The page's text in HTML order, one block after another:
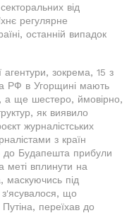
секторальних від
регулярне
останній випадок
агентури, зокрема, 15 з
РФ в Угорщині мають
а ще шестеро, ймовірно,
як виявило
журналістських
з країн
до Будапешта прибули
меті вплинути на
маскуючись під
з'ясувалося, що
переїхав до